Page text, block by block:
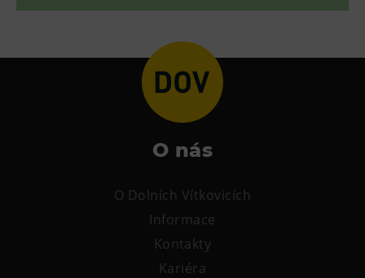
Ubytování
Narozeninové oslavy
Tematické dárkové poukazy
O nás
O Dolních Vítkovicích
Informace
Kontakty
Kariéra